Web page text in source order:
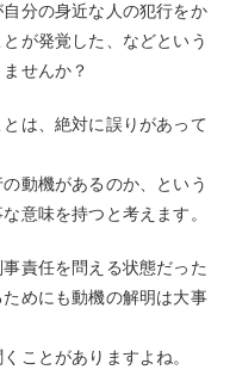
分の身近な人の犯行をか
が発覚した、などという
せんか？
は、絶対に誤りがあって
動機があるのか、という
意味を持つと考えます。
責任を問える状態だった
めにも動機の解明は大事
ことがありますよね。